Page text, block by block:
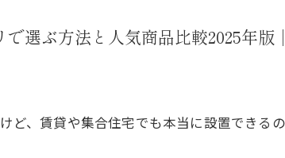
で選ぶ方法と人気商品比較2025年
けど、賃貸や集合住宅でも本当に設置でき